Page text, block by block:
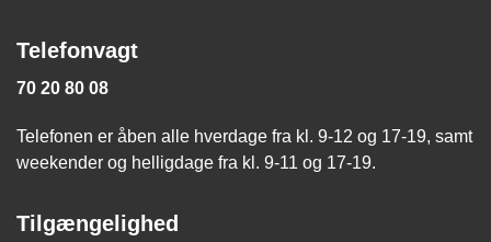
Telefonvagt
70 20 80 08
Telefonen er åben alle hverdage fra kl. 9-12 og 17-19, samt
weekender og helligdage fra kl. 9-11 og 17-19.
Tilgængelighed